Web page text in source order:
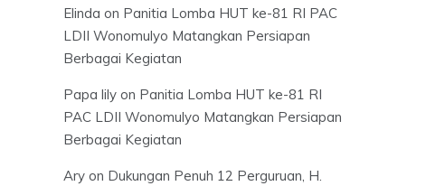
Elinda on Panitia Lomba HUT ke-81 RI PAC
LDII Wonomulyo Matangkan Persiapan
Berbagai Kegiatan
Papa lily on Panitia Lomba HUT ke-81 RI
PAC LDII Wonomulyo Matangkan Persiapan
Berbagai Kegiatan
Ary on Dukungan Penuh 12 Perguruan, H.